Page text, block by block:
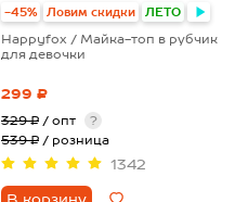
-45% Ловим скидки ЛЕТО
Happyfox / Майка-топ в рубчик
для девочки
299 ₽
329 ₽ / опт
?
539 ₽ / розница
1342